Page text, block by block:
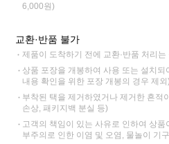
6,000원)
교환·반품 불가
제품이 도착하기 전에 교환·반품 처리는
상품 포장을 개봉하여 사용 또는 설치되
내용 확인을 위한 포장 개봉의 경우 제외)
부착된 택을 제거하였거나 제거한 흔적
손상, 패키지백 분실 등)
고객의 책임이 있는 사유로 인하여 상
부주의로 인한 이염 및 오염, 물놀이 기